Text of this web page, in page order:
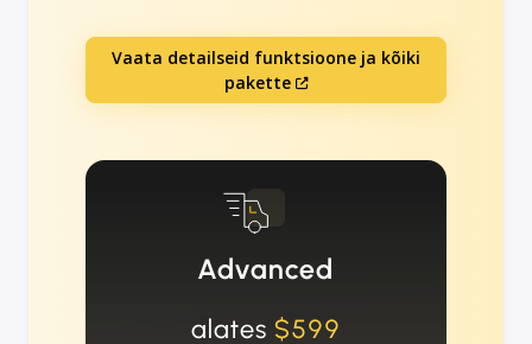
Vaata detailseid funktsioone ja kõiki
pakette
Advanced
alates $599